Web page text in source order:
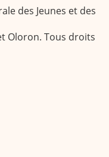
des Jeunes et des
Oloron. Tous droits